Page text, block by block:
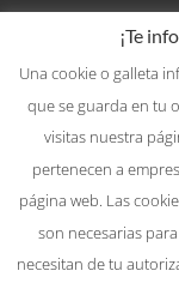
¡Te
Una cookie o galleta
que se guarda en tu
visitas nuestra
pertenecen a
página web. Las
son necesarias
necesitan de tu